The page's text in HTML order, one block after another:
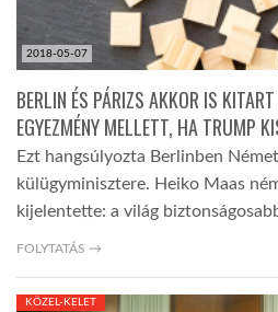
A VILÁG ITTHON
GLOBOTV BP
2018-05-07
BERLIN ÉS PÁRIZS AKKOR IS
EGYEZMÉNY MELLETT, HA TRUMP
Ezt hangsúlyozta Berlinben
külügyminisztere. Heiko Maas
kijelentette: a világ
FOLYTATÁS →
KÖZEL-KELET